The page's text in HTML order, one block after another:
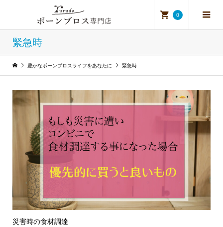
0
緊急時
豊かなボーンブロスライフをあなたに 緊急時
災害時の食材調達